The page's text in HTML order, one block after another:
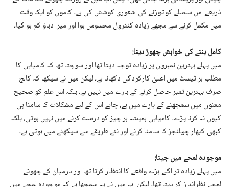
ذریعے اس سلسلے کو توڑنے کی شعوری کوشش کی ہے۔ کاموں کو ایک وقت
میں مکمل کرنے سے مجھے زیادہ کنٹرول محسوس ہوا اور میرا دباؤ کم ہو گیا۔
کامل بننے کی خواہش چھوڑ دینا:
میں پہلے بہترین نمبروں پر زیادہ توجہ دیتا تھا اور سوچتا تھا کہ کامیابی کا
مطلب ہر ٹیسٹ میں اعلیٰ کارکردگی دکھانا ہے۔ لیکن میں نے سیکھا کہ کالج
صرف بہترین نمبر حاصل کرنے کے بارے میں نہیں ہے، بلکہ اس علم کو صحیح
معنوں میں سمجھنے کے بارے میں ہے، چاہے اس کے لیے مشکلات کا سامنا ہی
کیوں نہ کرنا پڑے۔ کامیابی ہمیشہ ہر چیز کو درست کرنے میں نہیں ہوتی، بلکہ
کبھی کبھار چیلنجز کا سامنا کرنے اور نئے طریقے سے سیکھنے میں ہوتی ہے۔
موجودہ لمحے میں جینا:
میں پہلے زیادہ تر اگلے بڑے واقعے کا انتظار کرتا تھا اور درمیان کے چھوٹے